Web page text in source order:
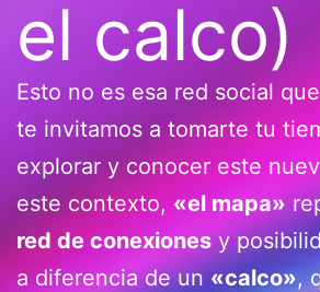
el calco)
Esto no es esa red social
te invitamos a tomarte tu
explorar y conocer este
este contexto, «el mapa»
red de conexionesy
a diferencia de un«calco»,